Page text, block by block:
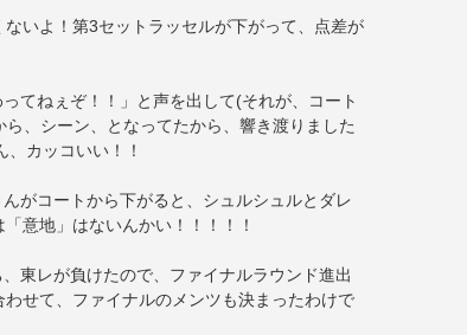
いよ！第3セットラッセルが下がって、点差が
てねぇぞ！！」と声を出して(それが、コート
、シーン、となってたから、響き渡りました
カッコいい！！
がコートから下がると、シュルシュルとダレ
意地」はないんかい！！！！！
東レが負けたので、ファイナルラウンド進出
せて、ファイナルのメンツも決まったわけで